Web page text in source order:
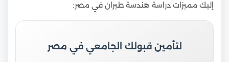
إليك مميزات دراسة هندسة طيران في مصر:
لتأمين قبولك الجامعي في مصر